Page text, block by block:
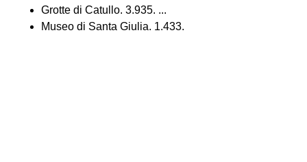
Grotte di Catullo. 3.935. ...
Museo di Santa Giulia. 1.433.